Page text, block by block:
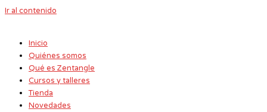
Ir al contenido
Inicio
Quiénes somos
Qué es Zentangle
Cursos y talleres
Tienda
Novedades